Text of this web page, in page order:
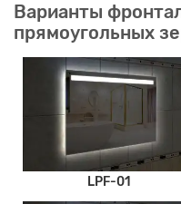
Варианты
прямоугольных
LPF-01